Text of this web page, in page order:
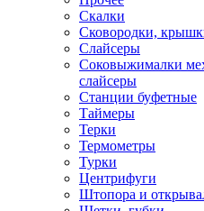
Скалки
Сковородки,
Слайсеры
Соковыжималки
слайсеры
Станции буфетные
Таймеры
Терки
Термометры
Турки
Центрифуги
Штопора и